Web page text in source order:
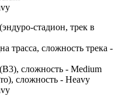
стадион, трек в
трасса, сложность трека -
сложность - Medium
сложность - Heavy